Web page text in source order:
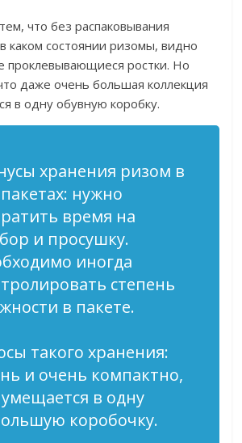
что без распаковывания
каком состоянии ризомы, видно
ростки. Но
даже очень большая коллекция
в одну обувную коробку.
хранения ризом в
нужно
время на
и просушку.
иногда
степень
в пакете.
такого хранения:
и очень компактно,
умещается в одну
коробочку.